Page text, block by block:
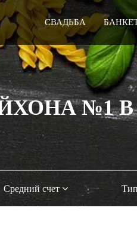
СВАДЬБА
№1
Средний счет